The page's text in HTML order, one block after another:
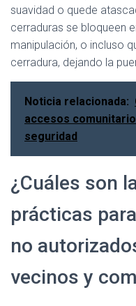
suavidad o quede
cerraduras se bloqueen
manipulación, o incluso
cerradura, dejando la
Noticia relacionada:
accesos
seguridad
¿Cuáles son
prácticas
no
vecinos y